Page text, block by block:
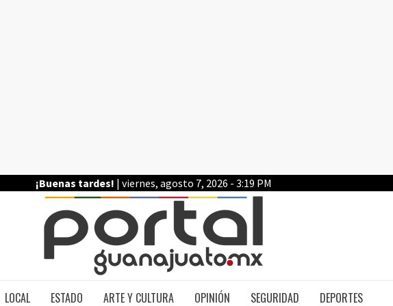
¡Buenas tardes! | viernes, agosto 7, 2026 - 3:19 PM
LOCAL ESTADO ARTE Y CULTURA OPINIÓN SEGURIDAD DEPORTES